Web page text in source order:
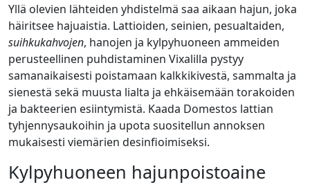
Yllä olevien lähteiden yhdistelmä saa aikaan hajun, joka
häiritsee hajuaistia. Lattioiden, seinien, pesualtaiden,
suihkukahvojen, hanojen ja kylpyhuoneen ammeiden
perusteellinen puhdistaminen Vixalilla pystyy
samanaikaisesti poistamaan kalkkikivestä, sammalta ja
sienestä sekä muusta lialta ja ehkäisemään torakoiden
ja bakteerien esiintymistä. Kaada Domestos lattian
tyhjennysaukoihin ja upota suositellun annoksen
mukaisesti viemärien desinfioimiseksi.
Kylpyhuoneen hajunpoistoaine